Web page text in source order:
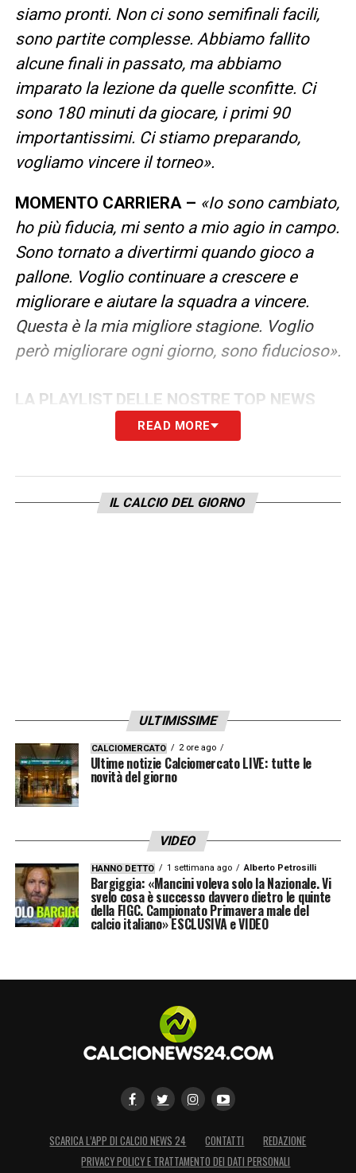
siamo pronti. Non ci sono semifinali facili,
sono partite complesse. Abbiamo fallito
alcune finali in passato, ma abbiamo
imparato la lezione da quelle sconfitte. Ci
sono 180 minuti da giocare, i primi 90
importantissimi. Ci stiamo preparando,
vogliamo vincere il torneo».
MOMENTO CARRIERA – «Io sono cambiato,
ho più fiducia, mi sento a mio agio in campo.
Sono tornato a divertirmi quando gioco a
pallone. Voglio continuare a crescere e
migliorare e aiutare la squadra a vincere.
Questa è la mia migliore stagione. Voglio
però migliorare ogni giorno, sono fiducioso».
LA PLAYLIST DELLE NOSTRE TOP NEWS
READ MORE
IL CALCIO DEL GIORNO
ULTIMISSIME
CALCIOMERCATO 2 ore ago
Ultime notizie Calciomercato LIVE: tutte le
novità del giorno
VIDEO
HANNO DETTO 1 settimana ago Alberto Petrosilli
Bargiggia: «Mancini voleva solo la Nazionale. Vi
svelo cosa è successo davvero dietro le quinte
della FIGC. Campionato Primavera male del
calcio italiano» ESCLUSIVA e VIDEO
SCARICA L’APP DI CALCIO NEWS 24 CONTATTI
REDAZIONE
PRIVACY POLICY E TRATTAMENTO DEI DATI PERSONALI